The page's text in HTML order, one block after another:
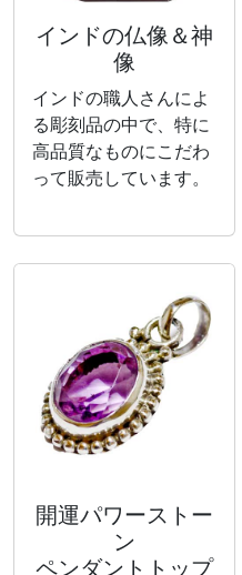
インドの仏像＆神
像
インドの職人さんによ
る彫刻品の中で、特に
高品質なものにこだわ
って販売しています。
開運パワーストー
ン
ペンダントトップ